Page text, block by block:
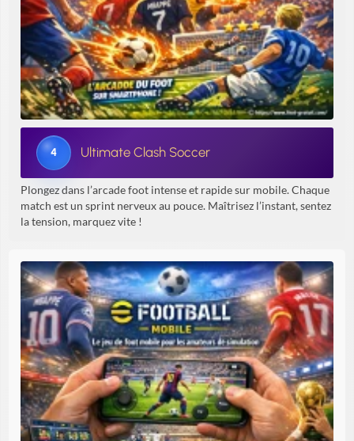
4 Ultimate Clash Soccer
Plongez dans l’arcade foot intense et rapide sur mobile. Chaque
match est un sprint nerveux au pouce. Maîtrisez l’instant, sentez
la tension, marquez vite !